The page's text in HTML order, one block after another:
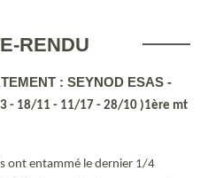
RENDU
: SEYNOD ESAS -
- 18/11 - 11/17 - 28/10 )1ère mt
ont entammé le dernier 1/4